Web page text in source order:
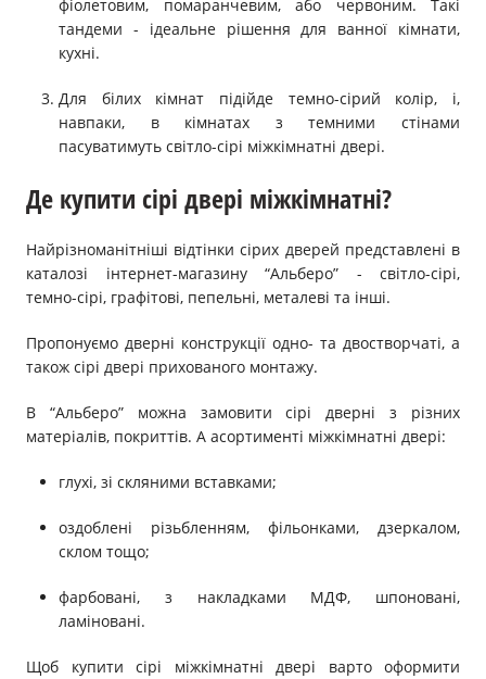
фіолетовим, помаранчевим, або червоним. Такі
тандеми - ідеальне рішення для ванної кімнати,
кухні.
Для білих кімнат підійде темно-сірий колір, і,
навпаки, в кімнатах з темними стінами
пасуватимуть світло-сірі міжкімнатні двері.
Де купити сірі двері міжкімнатні?
Найрізноманітніші відтінки сірих дверей представлені в
каталозі інтернет-магазину “Альберо” - світло-сірі,
темно-сірі, графітові, пепельні, металеві та інші.
Пропонуємо дверні конструкції одно- та двостворчаті, а
також сірі двері прихованого монтажу.
В “Альберо” можна замовити сірі дверні з різних
матеріалів, покриттів. А асортименті міжкімнатні двері:
глухі, зі скляними вставками;
оздоблені різьбленням, фільонками, дзеркалом,
склом тощо;
фарбовані, з накладками МДФ, шпоновані,
ламіновані.
Щоб купити сірі міжкімнатні двері варто оформити